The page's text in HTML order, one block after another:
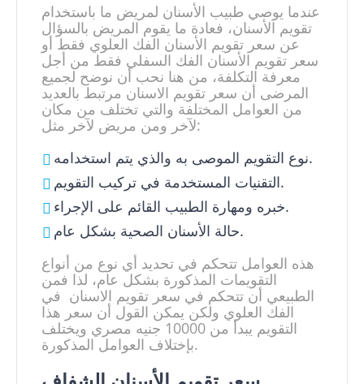
عندما يوصي طبيب الأسنان لمريض ما باستخدام
تقويم الأسنان، فعادة ما يقوم المريض بالسؤال
عن سعر تقويم الأسنان الفك العلوي فقط أو
سعر تقويم الأسنان الفك السفلي فقط من أجل
معرفة التكلفة، من هنا نحب أن نوضح لجميع
المرضى أن سعر تقويم الاسنان مرتبط بالعديد
من العوامل المختلفة والتي تختلف من مكان
لآخر ومن مريض لآخر مثل:
نوع التقويم الموصى به والذي يتم استخدامه.
التقنيات المستخدمة في تركيب التقويم.
خبره ومهارة الطبيب القائم على الإجراء.
حالة الأسنان الصحية بشكل عام.
هذه العوامل تتحكم في تحديد أي نوع من أنواع
التقويمات المذكورة بشكل عام، لذا فمن
الطبيعي أن تتحكم في سعر تقويم الاسنان في
الفك العلوي ولكن يمكن القول أن سعر هذا
التقويم يبدأ من 10000 جنيه مصري ويختلف
بإختلاف العوامل المذكورة.